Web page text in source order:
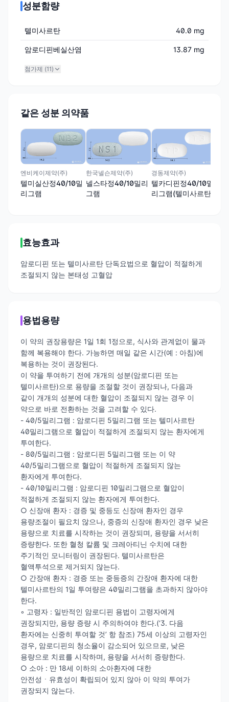
성분함량
텔미사르탄 40.0 mg
암로디핀베실산염 13.87 mg
첨가제 (11)
같은 성분 의약품
엔비케이제약(주)
텔미실산정40/10밀
리그램
한국넬슨제약(주)
넬스타정40/10밀리
그램
경동제약(주)
텔카디핀정40/10밀
리그램(텔미사르탄,
효능효과
암로디핀 또는 텔미사르탄 단독요법으로 혈압이 적절하게
조절되지 않는 본태성 고혈압
용법용량
이 약의 권장용량은 1일 1회 1정으로, 식사와 관계없이 물과
함께 복용해야 한다. 가능하면 매일 같은 시간(예 : 아침)에
복용하는 것이 권장된다.
이 약을 투여하기 전에 개개의 성분(암로디핀 또는
텔미사르탄)으로 용량을 조절할 것이 권장되나, 다음과
같이 개개의 성분에 대한 혈압이 조절되지 않는 경우 이
약으로 바로 전환하는 것을 고려할 수 있다.
- 40/5밀리그램 : 암로디핀 5밀리그램 또는 텔미사르탄
40밀리그램으로 혈압이 적절하게 조절되지 않는 환자에게
투여한다.
- 80/5밀리그램 : 암로디핀 5밀리그램 또는 이 약
40/5밀리그램으로 혈압이 적절하게 조절되지 않는
환자에게 투여한다.
- 40/10밀리그램 : 암로디핀 10밀리그램으로 혈압이
적절하게 조절되지 않는 환자에게 투여한다.
○ 신장애 환자 : 경증 및 중등도 신장애 환자인 경우
용량조절이 필요치 않으나, 중증의 신장애 환자인 경우 낮은
용량으로 치료를 시작하는 것이 권장되며, 용량을 서서히
증량한다. 또한 혈청 칼륨 및 크레아티닌 수치에 대한
주기적인 모니터링이 권장된다. 텔미사르탄은
혈액투석으로 제거되지 않는다.
○ 간장애 환자 : 경증 또는 중등증의 간장애 환자에 대한
텔미사르탄의 1일 투여량은 40밀리그램을 초과하지 않아야
한다.
◦ 고령자 : 일반적인 암로디핀 용법이 고령자에게
권장되지만, 용량 증량 시 주의하여야 한다.(‘3. 다음
환자에는 신중히 투여할 것’ 항 참조) 75세 이상의 고령자인
경우, 암로디핀의 청소율이 감소되어 있으므로, 낮은
용량으로 치료를 시작하며, 용량을 서서히 증량한다.
○ 소아 : 만 18세 이하의 소아환자에 대한
안전성ㆍ유효성이 확립되어 있지 않아 이 약의 투여가
권장되지 않는다.